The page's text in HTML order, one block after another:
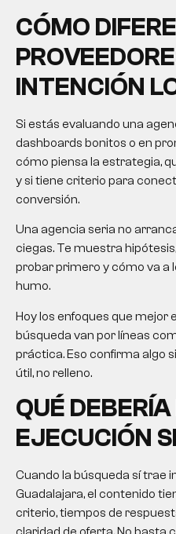
CÓMO
INTENCIÓN
Si estás evaluando una
dashboards bonitos o en
cómo piensa la estrategia,
y si tiene criterio para
conversión.
Una agencia seria no
ciegas. Te muestra
probar primero y cómo va a
humo.
Hoy los enfoques que
búsqueda van por líneas
práctica. Eso confirma algo
útil, no relleno.
QUÉ
EJECUCIÓN
Cuando la búsqueda sí trae
Guadalajara, el contenido
criterio, tiempos de